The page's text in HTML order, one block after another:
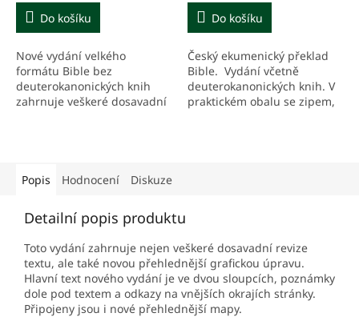
Do košíku
Nové vydání velkého
formátu Bible bez
deuterokanonických knih
zahrnuje veškeré dosavadní
Do košíku
Český ekumenický překlad
Bible. Vydání včetně
deuterokanonických knih. V
praktickém obalu se zipem,
Popis Hodnocení Diskuze
Detailní popis produktu
Toto vydání zahrnuje nejen veškeré dosavadní revize
textu, ale také novou přehlednější grafickou úpravu.
Hlavní text nového vydání je ve dvou sloupcích, poznámky
dole pod textem a odkazy na vnějších okrajích stránky.
Připojeny jsou i nové přehlednější mapy.